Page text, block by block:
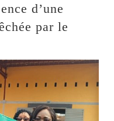
d’une
par le